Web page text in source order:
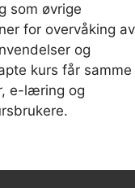
som øvrige
for overvåking av
og
kurs får samme
e-læring og